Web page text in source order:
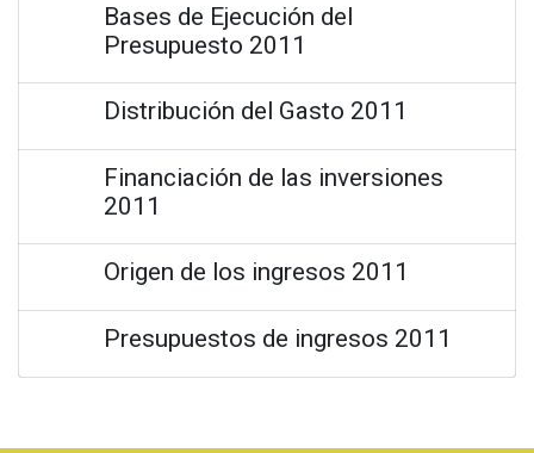
Bases de Ejecución del
Presupuesto 2011
Distribución del Gasto 2011
Financiación de las inversiones
2011
Origen de los ingresos 2011
Presupuestos de ingresos 2011